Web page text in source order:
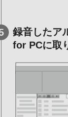
録音したア
for PCに取